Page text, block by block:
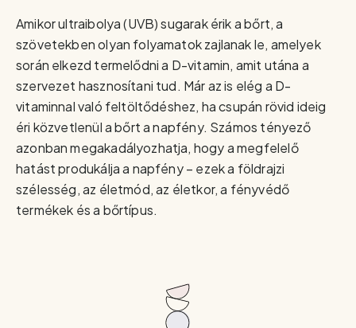
Amikor ultraibolya (UVB) sugarak érik a bőrt, a
szövetekben olyan folyamatok zajlanak le, amelyek
során elkezd termelődni a D-vitamin, amit utána a
szervezet hasznosítani tud. Már az is elég a D-
vitaminnal való feltöltődéshez, ha csupán rövid ideig
éri közvetlenül a bőrt a napfény. Számos tényező
azonban megakadályozhatja, hogy a megfelelő
hatást produkálja a napfény – ezek a földrajzi
szélesség, az életmód, az életkor, a fényvédő
termékek és a bőrtípus.